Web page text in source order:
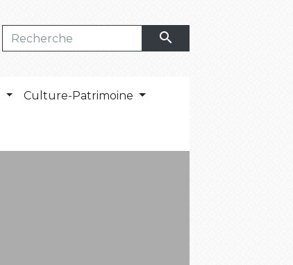
search
Culture-Patrimoine